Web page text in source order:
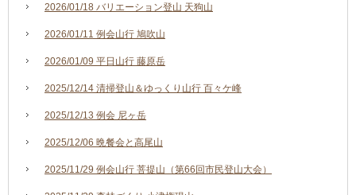
2026/01/18 バリエーション登山 天狗山
2026/01/11 例会山行 鳩吹山
2026/01/09 平日山行 藤原岳
2025/12/14 清掃登山＆ゆっくり山行 百々ケ峰
2025/12/13 例会 尼ヶ岳
2025/12/06 晩餐会と高尾山
2025/11/29 例会山行 菩提山（第66回市民登山大会）